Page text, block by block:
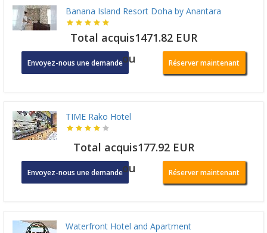
Banana Island Resort Doha by Anantara
Total acquis1471.82 EUR
Envoyez-nous une demandeou Réserver maintenant
TIME Rako Hotel
Total acquis177.92 EUR
Envoyez-nous une demandeou Réserver maintenant
Waterfront Hotel and Apartment